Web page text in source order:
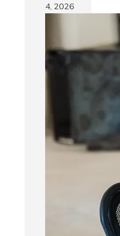
4, 2026